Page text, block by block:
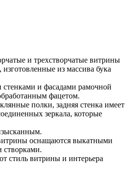
и трехстворчатые витрины
из массива бука
и фасадами рамочной
фацетом.
полки, задняя стенка имеет
зеркала, которые
оснащаются выкатными
стиль витрины и интерьера